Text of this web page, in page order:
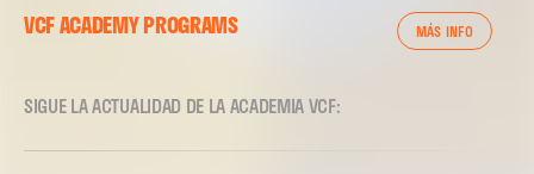
VCF ACADEMY PROGRAMS MÁS INFO
SIGUE LA ACTUALIDAD DE LA ACADEMIA VCF: